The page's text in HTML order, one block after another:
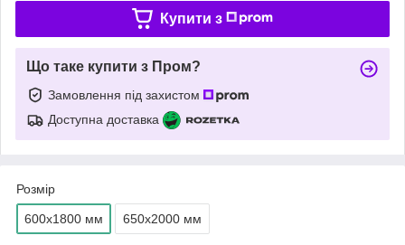
Купити з
Що таке купити з Пром?
Замовлення під захистом
Доступна доставка
Розмір
600х1800 мм 650х2000 мм